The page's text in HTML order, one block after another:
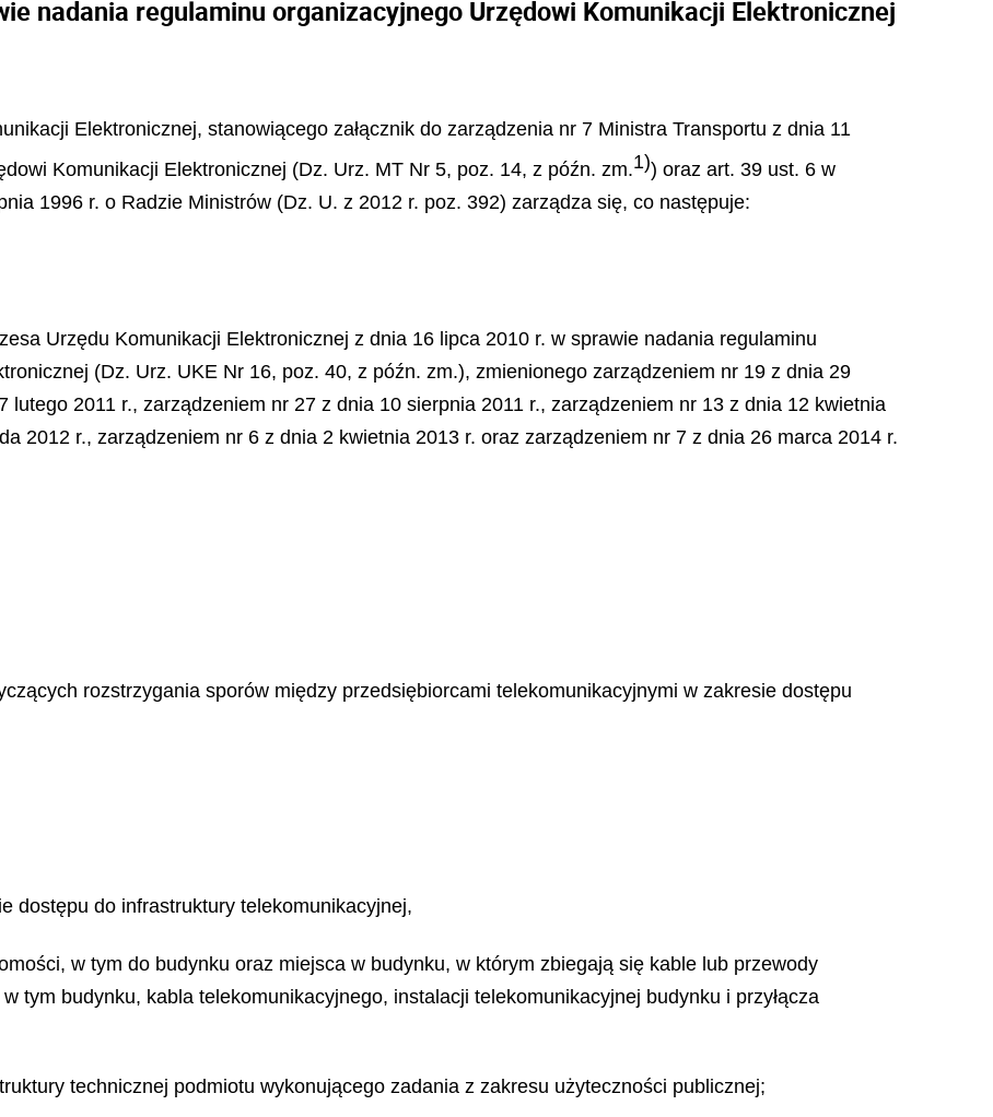
nadania regulaminu organizacyjnego Urzędowi Komunikacji Elektronicznej
Elektronicznej, stanowiącego załącznik do zarządzenia nr 7 Ministra Transportu z dnia 11
Komunikacji Elektronicznej (Dz. Urz. MT Nr 5, poz. 14, z późn. zm.1)) oraz art. 39 ust. 6 w
1996 r. o Radzie Ministrów (Dz. U. z 2012 r. poz. 392) zarządza się, co następuje:
Urzędu Komunikacji Elektronicznej z dnia 16 lipca 2010 r. w sprawie nadania regulaminu
(Dz. Urz. UKE Nr 16, poz. 40, z późn. zm.), zmienionego zarządzeniem nr 19 z dnia 29
lutego 2011 r., zarządzeniem nr 27 z dnia 10 sierpnia 2011 r., zarządzeniem nr 13 z dnia 12 kwietnia
2012 r., zarządzeniem nr 6 z dnia 2 kwietnia 2013 r. oraz zarządzeniem nr 7 z dnia 26 marca 2014 r.
rozstrzygania sporów między przedsiębiorcami telekomunikacyjnymi w zakresie dostępu
dostępu do infrastruktury telekomunikacyjnej,
w tym do budynku oraz miejsca w budynku, w którym zbiegają się kable lub przewody
tym budynku, kabla telekomunikacyjnego, instalacji telekomunikacyjnej budynku i przyłącza
technicznej podmiotu wykonującego zadania z zakresu użyteczności publicznej;